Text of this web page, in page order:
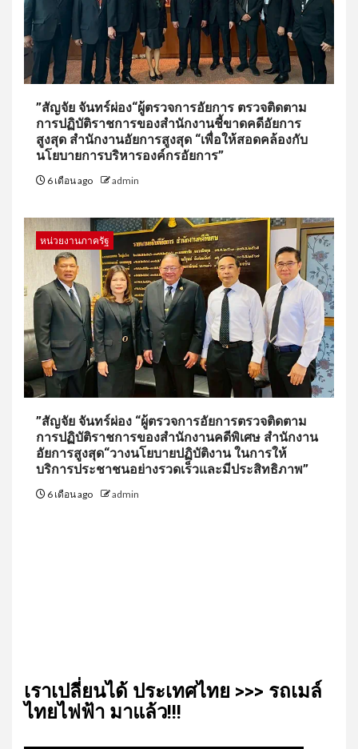
”สัญจัย จันทร์ผ่อง“ผู้ตรวจการอัยการ ตรวจติดตาม
การปฏิบัติราชการของสำนักงานชี้ขาดคดีอัยการ
สูงสุด สำนักงานอัยการสูงสุด “เพื่อให้สอดคล้องกับ
นโยบายการบริหารองค์กรอัยการ”
6 เดือน ago admin
หน่วยงานภาครัฐ
”สัญจัย จันทร์ผ่อง “ผู้ตรวจการอัยการตรวจติดตาม
การปฏิบัติราชการของสำนักงานคดีพิเศษ สำนักงาน
อัยการสูงสุด“วางนโยบายปฏิบัติงาน ในการให้
บริการประชาชนอย่างรวดเร็วและมีประสิทธิภาพ”
6 เดือน ago admin
เรา​เปลี่ยน​ได้​ ประเทศ​ไทย​ >>> รถเมล์​
ไทย​ไฟฟ้า​ มาแล้ว!!!